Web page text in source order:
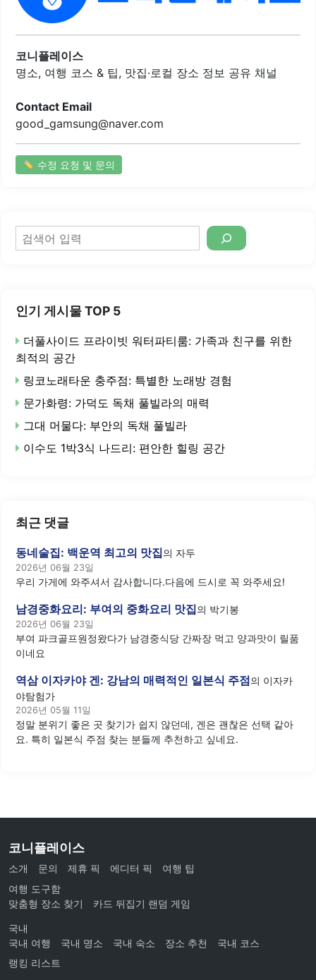
이 부드럽고 잘 끊어져 가위가 필요 없는 점이 특징입니다.또
한, 메밀전은 두툼하고 고소한 맛이 일품입니다. 다양한 메뉴
가 준비되어 있어 가족 단위 방문객들도 모두 만족할 수 있습
니다. 따뜻한 메밀칼국수와 시원한 메밀물국수는 부담 없이
즐기기 좋은 메뉴입니다.이곳의 음식은 소화가 잘 되어..
코니플레이스
명소, 여행 코스 & 팁, 맛집·로컬 장소 정보 공유 채널
Contact Email
good_gamsung@naver.com
수정 요청 및 문의
검
색
인기 게시물 TOP 5
더풀사이드 프라이빗 워터파티룸: 가족과 친구를 위한
최적의 공간
링코노래타운 충주점: 특별한 노래방 경험
문가화령: 가덕도 독채 풀빌라의 매력
그대 머물다: 부안의 독채 풀빌라
이수도 1박3식 나드리: 편안한 힐링 공간
최근 댓글
동네술집: 백운역 최고의 맛집의 자두
2026년 06월 23일
우리 가게에 와주셔서 감사합니다.다음에 드시로 꼭 와주세요!
남경중화요리: 부여의 중화요리 맛집의 박기봉
2026년 06월 23일
부여 파크골프원정왔다가 남경중식당 간짜장 먹고 양과맛이 릴품
이네요
역삼 이자카야 겐: 강남의 매력적인 일본식 주점의 이자카
야탐험가
2026년 05월 11일
정말 분위기 좋은 곳 찾기가 쉽지 않던데, 겐은 괜찮은 선택 같아
요. 특히 일본식 주점 찾는 분들께 추천하고 싶네요.
코니플레이스
소개 문의 제휴 픽 에디터 픽
여행 팁
여행 도구함
맞춤형 장소 찾기
카드 뒤집기 랜덤 게임
국내
국내 여행
국내 명소 국내 숙소 장소 추천
국내 코스
랭킹 리스트